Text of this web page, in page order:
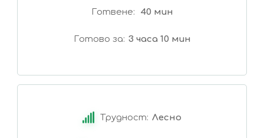
Готвене 40 мин
Готово за 3 часа 10 мин
Трудност: Лесно